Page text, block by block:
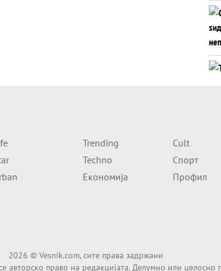
Trending
Techno
Економија
Cult
Спорт
Профил
2026 © Vesnik.com, сите права задржани
авторско право на редакцијата. Делумно или целосно